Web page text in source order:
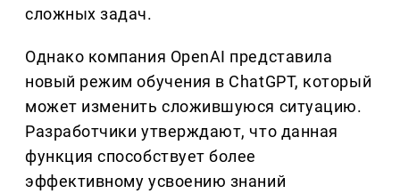
сложных задач.
Однако компания OpenAI представила
новый режим обучения в ChatGPT, который
может изменить сложившуюся ситуацию.
Разработчики утверждают, что данная
функция способствует более
эффективному усвоению знаний